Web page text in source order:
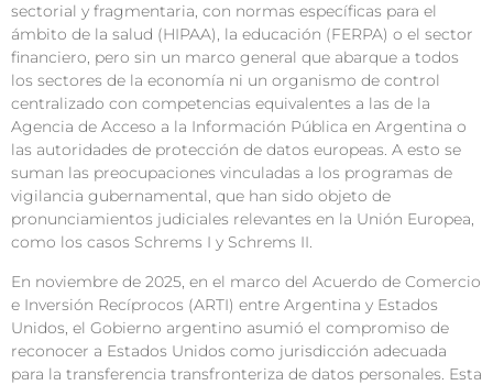
sectorial y fragmentaria, con normas específicas para el
ámbito de la salud (HIPAA), la educación (FERPA) o el sector
financiero, pero sin un marco general que abarque a todos
los sectores de la economía ni un organismo de control
centralizado con competencias equivalentes a las de la
Agencia de Acceso a la Información Pública en Argentina o
las autoridades de protección de datos europeas. A esto se
suman las preocupaciones vinculadas a los programas de
vigilancia gubernamental, que han sido objeto de
pronunciamientos judiciales relevantes en la Unión Europea,
como los casos Schrems I y Schrems II.
En noviembre de 2025, en el marco del Acuerdo de Comercio
e Inversión Recíprocos (ARTI) entre Argentina y Estados
Unidos, el Gobierno argentino asumió el compromiso de
reconocer a Estados Unidos como jurisdicción adecuada
para la transferencia transfronteriza de datos personales. Esta